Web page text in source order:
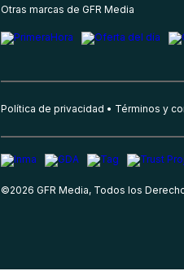
Otras marcas de GFR Media
Política de privacidad Términos y
©2026 GFR Media, Todos los